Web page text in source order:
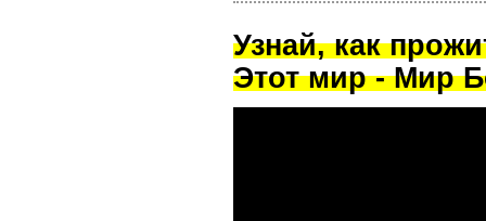
Узнай, как
Этот мир - Мир